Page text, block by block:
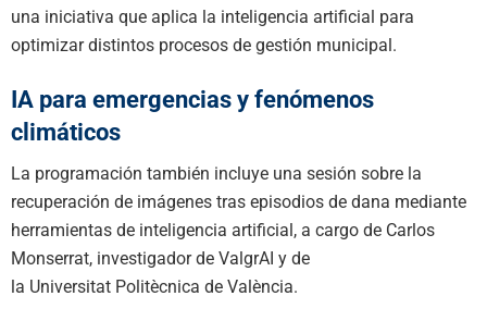
una iniciativa que aplica la inteligencia artificial para
optimizar distintos procesos de gestión municipal.
IA para emergencias y fenómenos
climáticos
La programación también incluye una sesión sobre la
recuperación de imágenes tras episodios de dana mediante
herramientas de inteligencia artificial, a cargo de Carlos
Monserrat, investigador de ValgrAI y de
la Universitat Politècnica de València.